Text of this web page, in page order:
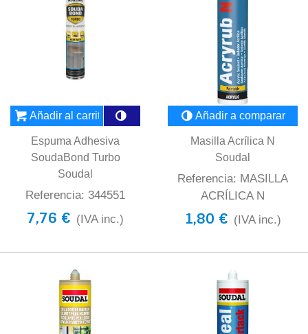
Añadir al carrito
Espuma Adhesiva
SoudaBond Turbo
Soudal
Referencia: 344551
7,76 € (IVA inc.)
Añadir a comparar
Masilla Acrílica N
Soudal
Referencia: MASILLA
ACRÍLICA N
1,80 € (IVA inc.)